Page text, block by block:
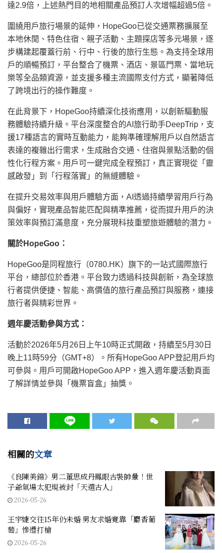
達2.9倍，上述熱門目的地相關產品預訂人次增幅超過5倍。
圍繞用戶旅行場景的延伸，HopeGoo已從交通票務擴展至
本地休閒、特色住宿、親子活動、主題探店等多元場景，逐
步構建起覆蓋行前、行中、行後的旅行生態。為支持全球用
戶的順暢預訂，平台整合了機票、酒店、景區門票、當地玩
樂等全品類資源，並支援多種主流國際支付方式，顯著降低
了跨境出行的操作難度。
在此背景下，HopeGoo持續深化技術應用，以創新驅動服
務體驗持續升級。平台深度整合的AI旅行助手DeepTrip，支
援17種語言的實時互動能力，能夠準確理解用戶以自然語言
表達的複雜出行需求，生成融合交通、住宿與景點活動的個
性化行程方案。用戶可一鍵完成全程預訂，真正實現從「靈
感啟發」到「行程落實」的無縫體驗。
在提升交易效率與用戶體驗方面，AI透過持續學習用戶行為
與偏好，實現產品智能匹配與精準推薦，從而提升用戶的決
策效率與預訂滿意度，充分展現科技重塑旅遊體驗的潛力。
關於HopeGoo：
HopeGoo是同程旅行（0780.HK）旗下的一站式國際旅行
平台，總部位於香港。平台致力透過科技與創新，為全球旅
行者提供便捷、智能、高價值的旅行產品預訂與服務，連接
旅行者與精彩世界。
週年慶活動參與方式：
活動於2026年5月26日上午10時正式開啟，持續至5月30日
晚上11時59分（GMT+8）。所有HopeGoo APP登記用戶均
可參與。用戶可開啟HopeGoo APP，進入週年慶活動頁面
了解詳情並參與「機票盲盒」抽獎。
相關的文章
《良陳美錦》男二董思成丹鳳眼古裝帥暈！世
子爺氣場太犯規被封「天選古人」
2026-05-26
王宇婕交往15年仍未婚 男友求婚竟靠「麝香葡
萄」慘遭打槍
2026-05-26